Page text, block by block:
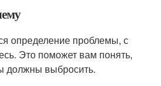
определение проблемы, с
Это поможет вам понять,
должны выбросить.